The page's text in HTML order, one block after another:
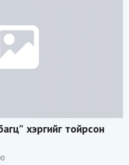
хэргийг тойрсон